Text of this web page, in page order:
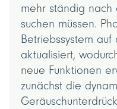
mehr ständig nach
suchen müssen.
Betriebssystem auf
aktualisiert,
neue Funktionen
zunächst die